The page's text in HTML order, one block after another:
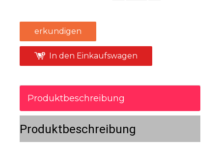
erkundigen
In den Einkaufswagen
Produktbeschreibung
Produktbeschreibung